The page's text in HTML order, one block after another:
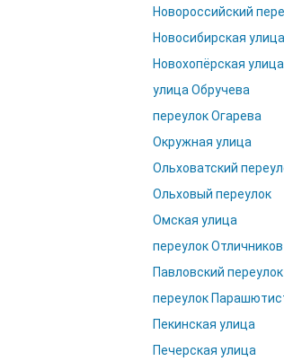
Новороссийский
Новосибирская улица
Новохопёрская улица
улица Обручева
переулок Огарева
Окружная улица
Ольховатский
Ольховый переулок
Омская улица
переулок Отличников
Павловский переулок
переулок
Пекинская улица
Печерская улица